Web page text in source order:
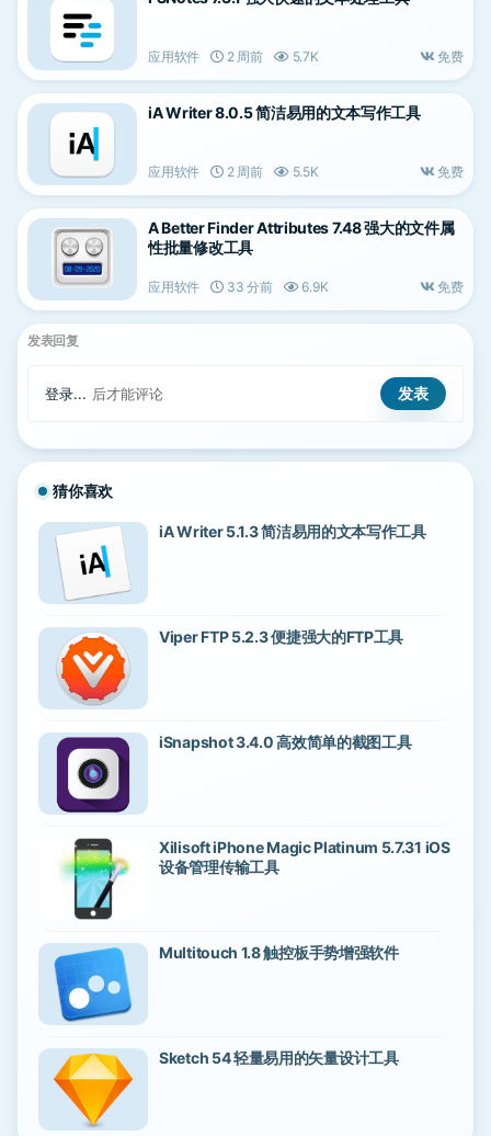
应用软件 2 周前 5.7K 免费
iA Writer 8.0.5 简洁易用的文本写作工具
应用软件 2 周前 5.5K 免费
A Better Finder Attributes 7.48 强大的文件属
性批量修改工具
应用软件 33 分前 6.9K 免费
发表回复
登录... 后才能评论
猜你喜欢
iA Writer 5.1.3 简洁易用的文本写作工具
Viper FTP 5.2.3 便捷强大的FTP工具
iSnapshot 3.4.0 高效简单的截图工具
Xilisoft iPhone Magic Platinum 5.7.31 iOS
设备管理传输工具
Multitouch 1.8 触控板手势增强软件
Sketch 54 轻量易用的矢量设计工具